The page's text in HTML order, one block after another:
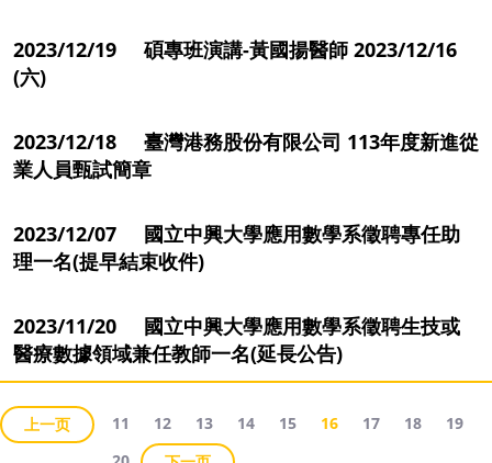
2023/12/19 碩專班演講-黃國揚醫師 2023/12/16
(六)
2023/12/18 臺灣港務股份有限公司 113年度新進從
業人員甄試簡章
2023/12/07 國立中興大學應用數學系徵聘專任助
理一名(提早結束收件)
2023/11/20 國立中興大學應用數學系徵聘生技或
醫療數據領域兼任教師一名(延長公告)
上一页 11 12 13 14 15 16 17 18
19